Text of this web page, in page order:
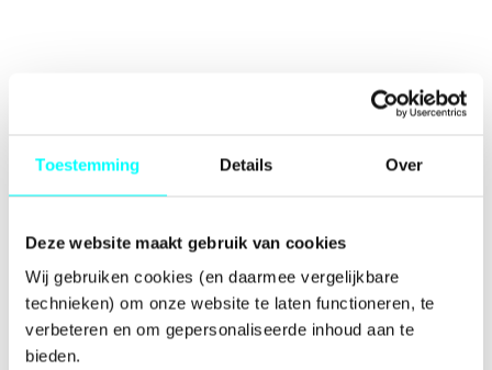
Toestemming Details Over
Deze website maakt gebruik van cookies
Wij gebruiken cookies (en daarmee vergelijkbare
technieken) om onze website te laten functioneren, te
verbeteren en om gepersonaliseerde inhoud aan te
bieden.